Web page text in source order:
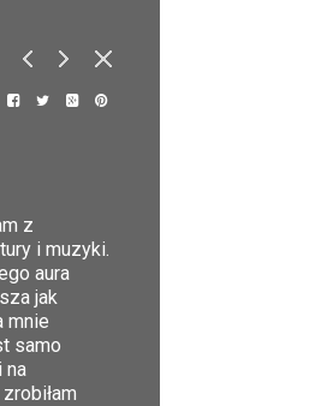
z
i muzyki.
aura
jak
mnie
samo
na